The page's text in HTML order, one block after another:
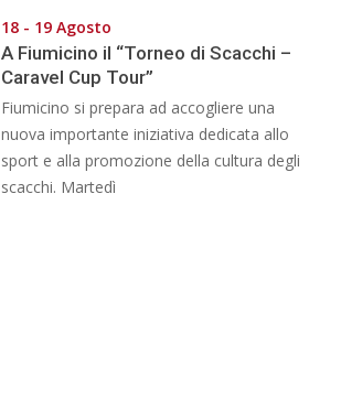
18 - 19 Agosto
A Fiumicino il “Torneo di Scacchi –
Caravel Cup Tour”
Fiumicino si prepara ad accogliere una
nuova importante iniziativa dedicata allo
sport e alla promozione della cultura degli
scacchi. Martedì